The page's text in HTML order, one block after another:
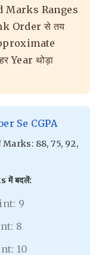
Marks Ranges
Order से तय
Year थोड़ा
Se CGPA
88, 75, 92,
में बदलें:
9
8
10